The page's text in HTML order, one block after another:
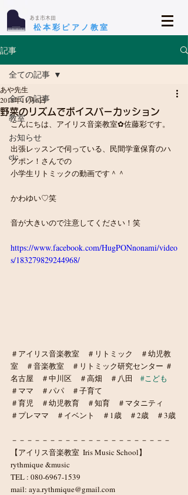
​あま市木田
​松本彩ピアノ教室
記事
全ての記事
教室
お知らせ
etc
全ての記事
野菜のリズムでボイスパーカッション
あや先生
2018年11月6日
こんにちは、アイリス音楽教室✿佐藤彩です。
出張レッスンで伺っている、民間学童保育のハ
グポン！さんでの
小学生リトミックの動画です＾＾
かわゆい♡笑
音が大きいので注意してください！笑
https://www.facebook.com/HugPONnonami/video
s/183279829244968/
＃アイリス音楽教室　＃リトミック　＃幼児教
室　＃音楽教室　＃リトミック研究センター ＃
名古屋　＃中川区　＃高畑　＃八田 #こども
＃ママ　＃パパ　＃子育て
＃育児　＃幼児教育　＃知育　＃マタニティ
＃プレママ　＃イベント　＃1歳　＃2歳　＃3歳
－－－－－－－－－－－－－－－－－－－－－
【アイリス音楽教室  Iris Music School】
rythmique &music
TEL : 080-6967-1539
mail: aya.rythmique@gmail.com